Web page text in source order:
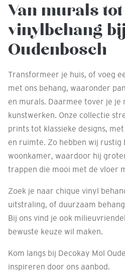
Van murals
vinylbehang
Oudenbosch
Transformeer je huis, of voeg
met ons behang, waaronder
en murals. Daarmee tover je je
kunstwerken. Onze collectie
prints tot klassieke designs,
en ruimte. Zo hebben wij rustig
woonkamer, waardoor hij
trappen die mooi met de vloer
Zoek je naar chique vinyl
uitstraling, of duurzaam
Bij ons vind je ook
bewuste keuze wil maken.
Kom langs bij Decokay Mol
inspireren door ons aanbod.